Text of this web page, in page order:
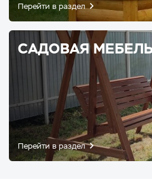
Перейти в раздел
САДОВАЯ
Перейти в раздел